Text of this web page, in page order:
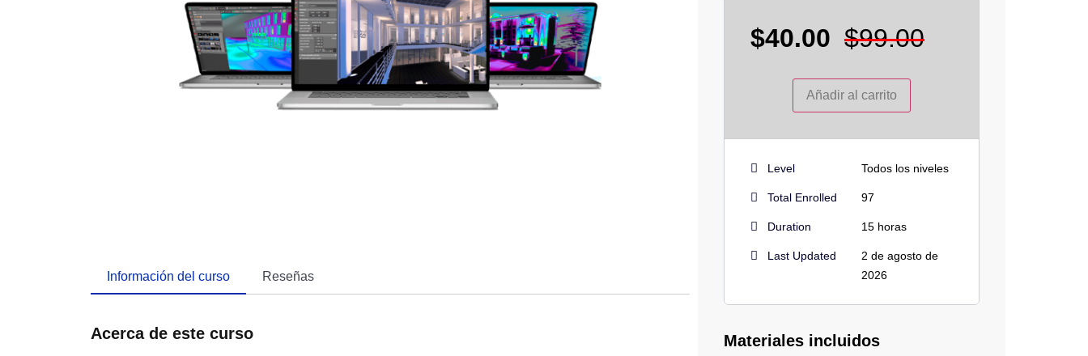
Información del curso Reseñas
Acerca de este curso
$40.00 $99.00
Añadir al carrito
Level Todos los niveles
Total Enrolled 97
Duration 15horas
Last Updated
2 de agosto de
2026
Materiales incluidos